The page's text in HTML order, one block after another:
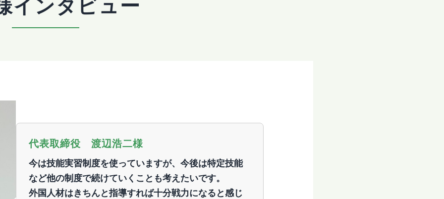
インタビュー
代表取締役 渡辺浩二様
今は技能実習制度を使っていますが、今後は特定技能
など他の制度で続けていくことも考えたいです。
外国人材はきちんと指導すれば十分戦力になると感じ